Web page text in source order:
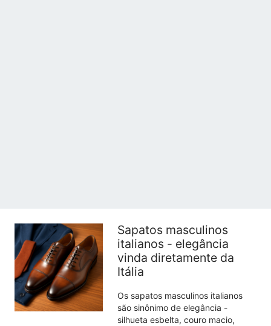
Sapatos masculinos
italianos - elegância
vinda diretamente da
Itália
Os sapatos masculinos italianos
são sinônimo de elegância -
silhueta esbelta, couro macio,